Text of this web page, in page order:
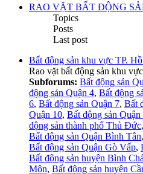
RAO VẶT BẤT ĐỘNG
Topics
Posts
Last post
Bất động sản khu vực TP.
Rao vặt bất động sản khu
Subforums: Bất động sản
động sản Quận 4, Bất động
6, Bất động sản Quận 7, Bất
Quận 10, Bất động sản Quận
động sản thành phố Thủ Đức,
Bất động sản Quận Bình Tân,
Bất động sản Quận Gò Vấp,
Bất động sản huyện Bình
Môn, Bất động sản huyện